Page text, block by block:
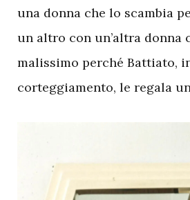
una donna che lo scambia
un altro con un’altra donna
malissimo perché Battiato,
corteggiamento, le regala